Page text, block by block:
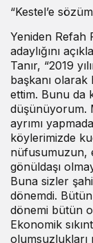
“Kestel’e
Yeniden Refah
adaylığını
Tanır, “2019
başkanı olarak
ettim. Bunu da
düşünüyorum.
ayrımı
köylerimizde
nüfusumuzun,
gönüldaşı
Buna sizler
dönemdi.
dönemi bütün
Ekonomik
olumsuzlukları